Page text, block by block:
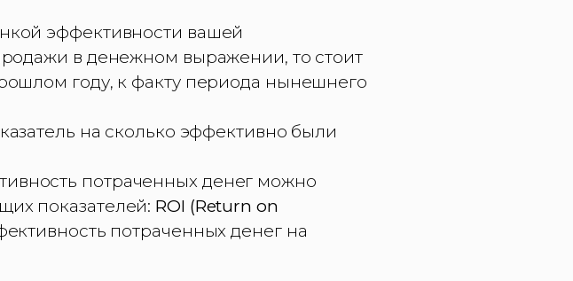
эффективности вашей
в денежном выражении, то стоит
году, к факту периода нынешнего
на сколько эффективно были
потраченных денег можно
показателей: ROI (Return on
потраченных денег на